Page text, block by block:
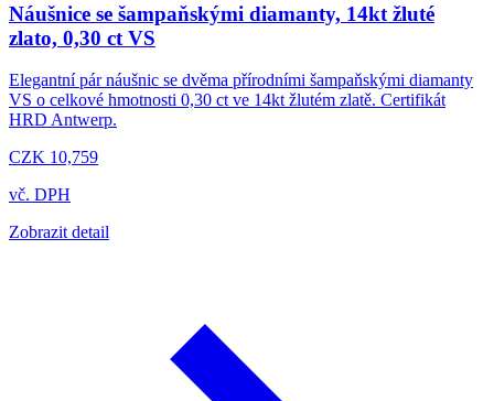
Náušnice se šampaňskými diamanty, 14kt žluté
zlato, 0,30 ct VS
Elegantní pár náušnic se dvěma přírodními šampaňskými diamanty
VS o celkové hmotnosti 0,30 ct ve 14kt žlutém zlatě. Certifikát
HRD Antwerp.
CZK 10,759
vč. DPH
Zobrazit detail